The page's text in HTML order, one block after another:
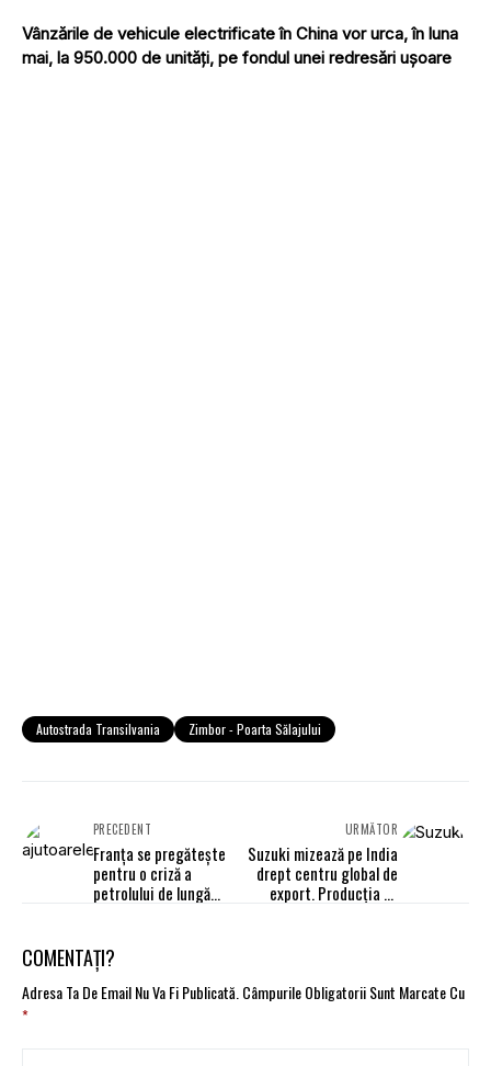
Vânzările de vehicule electrificate în China vor urca, în luna
mai, la 950.000 de unități, pe fondul unei redresări ușoare
Autostrada Transilvania Zimbor - Poarta Sălajului
PRECEDENT
Franța se pregătește
pentru o criză a
petrolului de lungă
URMĂTOR
Suzuki mizează pe India
drept centru global de
export. Producția va
COMENTAȚI?
Adresa Ta De Email Nu Va Fi Publicată.Câmpurile Obligatorii Sunt Marcate Cu
*